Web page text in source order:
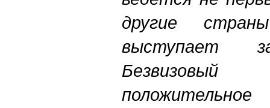
другие
страны
выступает
Безвизовый
положительное